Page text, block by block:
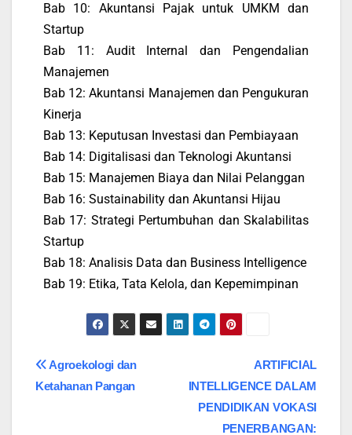
Bab 10: Akuntansi Pajak untuk UMKM dan
Startup
Bab 11: Audit Internal dan Pengendalian
Manajemen
Bab 12: Akuntansi Manajemen dan Pengukuran
Kinerja
Bab 13: Keputusan Investasi dan Pembiayaan
Bab 14: Digitalisasi dan Teknologi Akuntansi
Bab 15: Manajemen Biaya dan Nilai Pelanggan
Bab 16: Sustainability dan Akuntansi Hijau
Bab 17: Strategi Pertumbuhan dan Skalabilitas
Startup
Bab 18: Analisis Data dan Business Intelligence
Bab 19: Etika, Tata Kelola, dan Kepemimpinan
ARTIFICIAL
INTELLIGENCE DALAM
PENDIDIKAN VOKASI
PENERBANGAN:
Agroekologi dan
Ketahanan Pangan